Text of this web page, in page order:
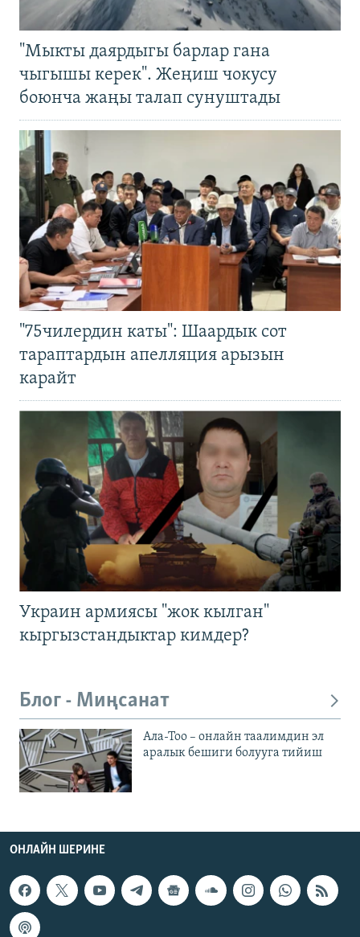
"Мыкты даярдыгы барлар гана
чыгышы керек". Жеңиш чокусу
боюнча жаңы талап сунуштады
"75чилердин каты": Шаардык сот
тараптардын апелляция арызын
карайт
Украин армиясы "жок кылган"
кыргызстандыктар кимдер?
Блог - Миңсанат
Ала-Тоо – онлайн таалимдин эл
аралык бешиги болууга тийиш
ОНЛАЙН ШЕРИНЕ